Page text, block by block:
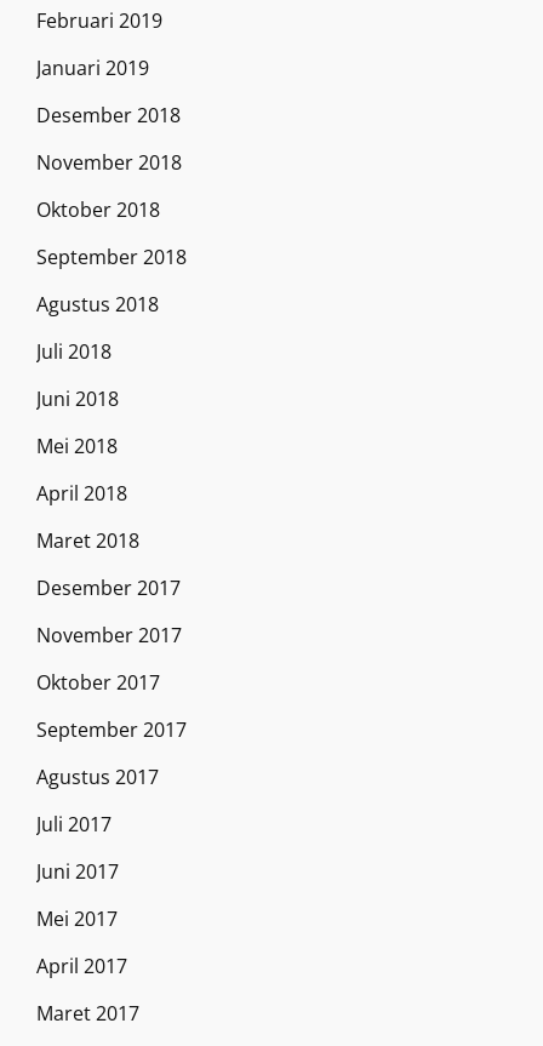
Februari 2019
Januari 2019
Desember 2018
November 2018
Oktober 2018
September 2018
Agustus 2018
Juli 2018
Juni 2018
Mei 2018
April 2018
Maret 2018
Desember 2017
November 2017
Oktober 2017
September 2017
Agustus 2017
Juli 2017
Juni 2017
Mei 2017
April 2017
Maret 2017